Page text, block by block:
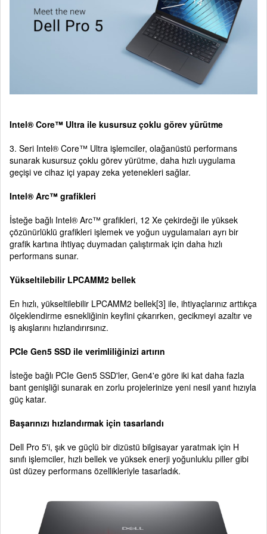
Intel® Core™ Ultra ile kusursuz çoklu görev yürütme
3. Seri Intel® Core™ Ultra işlemciler, olağanüstü performans
sunarak kusursuz çoklu görev yürütme, daha hızlı uygulama
geçişi ve cihaz içi yapay zeka yetenekleri sağlar.
Intel® Arc™ grafikleri
İsteğe bağlı Intel® Arc™ grafikleri, 12 Xe çekirdeği ile yüksek
çözünürlüklü grafikleri işlemek ve yoğun uygulamaları ayrı bir
grafik kartına ihtiyaç duymadan çalıştırmak için daha hızlı
performans sunar.
Yükseltilebilir LPCAMM2 bellek
En hızlı, yükseltilebilir LPCAMM2 bellek[3] ile, ihtiyaçlarınız arttıkça
ölçeklendirme esnekliğinin keyfini çıkarırken, gecikmeyi azaltır ve
iş akışlarını hızlandırırsınız.
PCIe Gen5 SSD ile verimliliğinizi artırın
İsteğe bağlı PCIe Gen5 SSD'ler, Gen4'e göre iki kat daha fazla
bant genişliği sunarak en zorlu projelerinize yeni nesil yanıt hızıyla
güç katar.
Başarınızı hızlandırmak için tasarlandı
Dell Pro 5'i, şık ve güçlü bir dizüstü bilgisayar yaratmak için H
sınıfı işlemciler, hızlı bellek ve yüksek enerji yoğunluklu piller gibi
üst düzey performans özellikleriyle tasarladık.